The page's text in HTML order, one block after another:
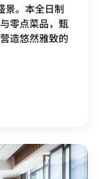
景。本全日制
零点菜品，甄
造悠然雅致的